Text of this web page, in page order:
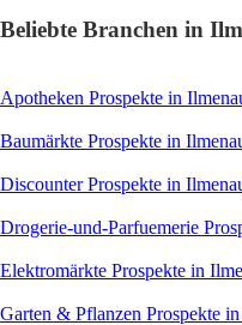
Beliebte Branchen in
Apotheken Prospekte in
Baumärkte Prospekte in
DiscounterProspekte in
Drogerie-und-Parfuemerie
Elektromärkte Prospekte in
Garten & Pflanzen Prospekte